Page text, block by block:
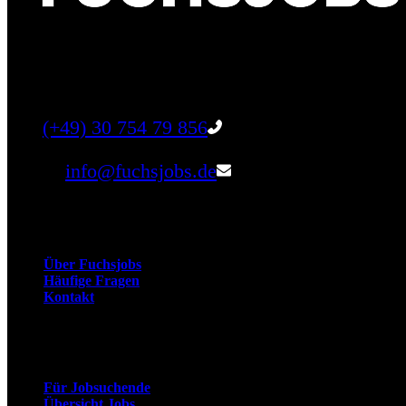
(+49) 30 754 79 856
info@fuchsjobs.de
Über Fuchsjobs
Häufige Fragen
Kontakt
Für Jobsuchende